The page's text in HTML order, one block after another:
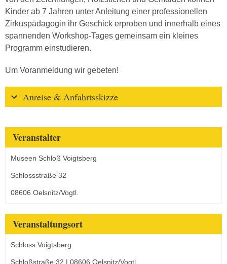
Kinder ab 7 Jahren unter Anleitung einer professionellen
Zirkuspädagogin ihr Geschick erproben und innerhalb eines
spannenden Workshop-Tages gemeinsam ein kleines
Programm einstudieren.
Um Voranmeldung wir gebeten!
Anreise & Anfahrtsskizze
Veranstalter
Museen Schloß Voigtsberg
Schlossstraße 32
08606 Oelsnitz/Vogtl.
Veranstaltungsort
Schloss Voigtsberg
Schloßstraße 32 | 08606 Oelsnitz/Vogtl.